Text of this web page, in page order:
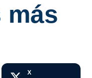
más
X